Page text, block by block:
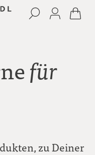
für
zu Deiner